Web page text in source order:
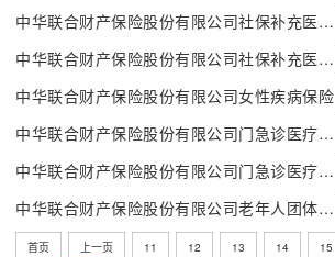
中华联合财产保险股份有限公司社保补充医疗保险B款（互联网专属）
中华联合财产保险股份有限公司社保补充医疗保险（B款）
中华联合财产保险股份有限公司女性疾病保险
中华联合财产保险股份有限公司门急诊医疗保险D款（互联网专属）
中华联合财产保险股份有限公司门急诊医疗保险（2024版）
中华联合财产保险股份有限公司老年人团体意外伤害保险
首页 上一页 11 12 13 14 15